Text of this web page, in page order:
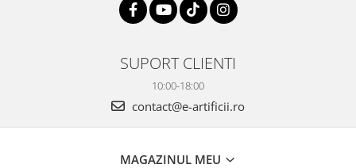
SUPORT CLIENTI
10:00-18:00
contact@e-artificii.ro
MAGAZINUL MEU